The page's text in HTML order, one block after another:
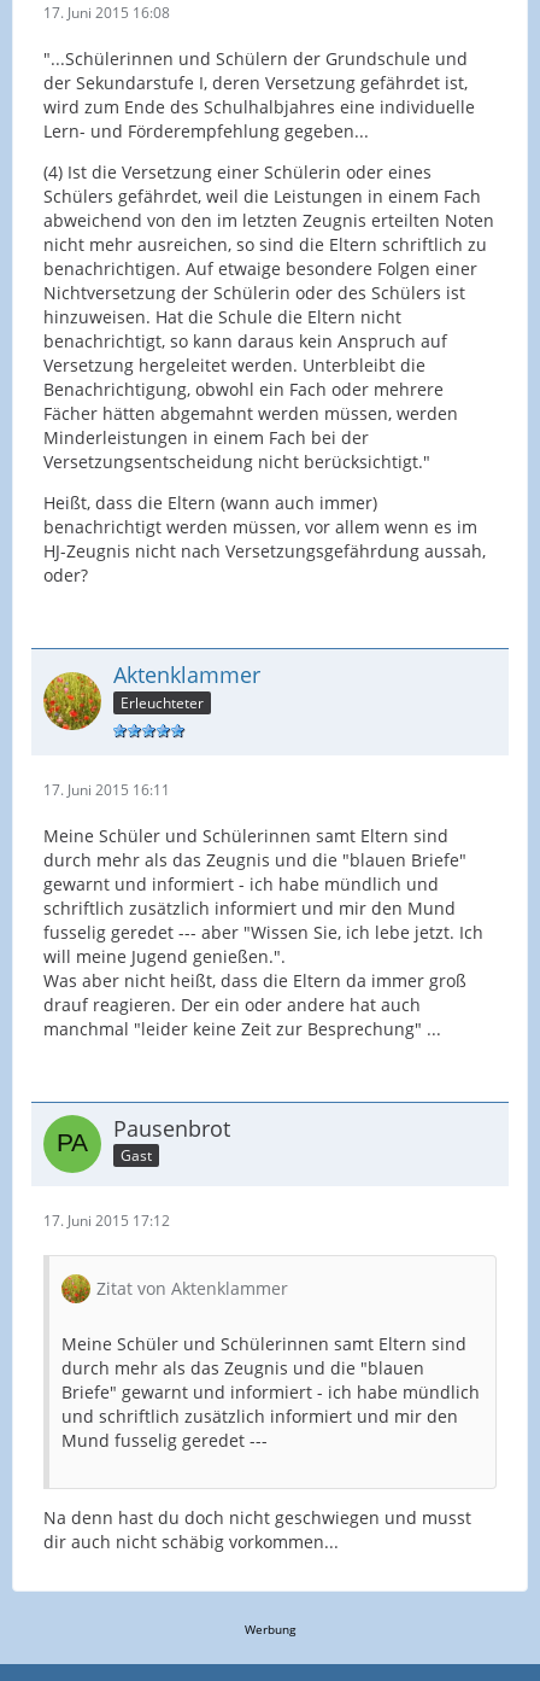
17. Juni 2015 16:08
"...Schülerinnen und Schülern der Grundschule und
der Sekundarstufe I, deren Versetzung gefährdet ist,
wird zum Ende des Schulhalbjahres eine individuelle
Lern- und Förderempfehlung gegeben...
(4) Ist die Versetzung einer Schülerin oder eines
Schülers gefährdet, weil die Leistungen in einem Fach
abweichend von den im letzten Zeugnis erteilten Noten
nicht mehr ausreichen, so sind die Eltern schriftlich zu
benachrichtigen. Auf etwaige besondere Folgen einer
Nichtversetzung der Schülerin oder des Schülers ist
hinzuweisen. Hat die Schule die Eltern nicht
benachrichtigt, so kann daraus kein Anspruch auf
Versetzung hergeleitet werden. Unterbleibt die
Benachrichtigung, obwohl ein Fach oder mehrere
Fächer hätten abgemahnt werden müssen, werden
Minderleistungen in einem Fach bei der
Versetzungsentscheidung nicht berücksichtigt."
Heißt, dass die Eltern (wann auch immer)
benachrichtigt werden müssen, vor allem wenn es im
HJ-Zeugnis nicht nach Versetzungsgefährdung aussah,
oder?
Aktenklammer
Erleuchteter
17. Juni 2015 16:11
Meine Schüler und Schülerinnen samt Eltern sind
durch mehr als das Zeugnis und die "blauen Briefe"
gewarnt und informiert - ich habe mündlich und
schriftlich zusätzlich informiert und mir den Mund
fusselig geredet --- aber "Wissen Sie, ich lebe jetzt. Ich
will meine Jugend genießen.".
Was aber nicht heißt, dass die Eltern da immer groß
drauf reagieren. Der ein oder andere hat auch
manchmal "leider keine Zeit zur Besprechung" ...
Pausenbrot
Gast
17. Juni 2015 17:12
Zitat von Aktenklammer
Meine Schüler und Schülerinnen samt Eltern sind
durch mehr als das Zeugnis und die "blauen
Briefe" gewarnt und informiert - ich habe mündlich
und schriftlich zusätzlich informiert und mir den
Mund fusselig geredet ---
Na denn hast du doch nicht geschwiegen und musst
dir auch nicht schäbig vorkommen...
Werbung